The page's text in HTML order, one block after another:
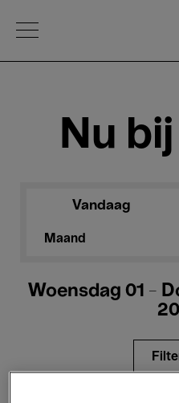
Open Menu
Nu
Vandaag
Maand
Woensdag 01 -